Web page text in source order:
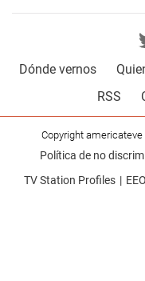
Dónde vernos
RSS
Copyright
Política de no
TV Station Profiles